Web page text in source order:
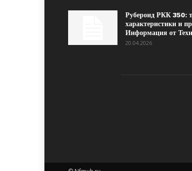
Рубероид РКК 350:
характеристики и
Информация от
20.04.2026